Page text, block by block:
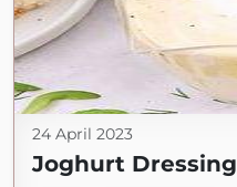
24 April 2023
Joghurt Dressing